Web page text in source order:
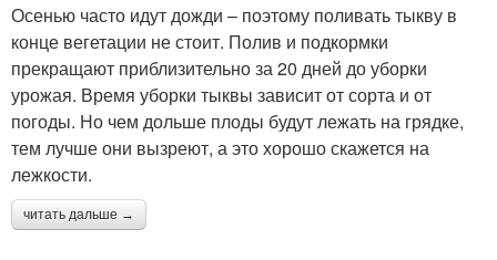
Осенью часто идут дожди – поэтому поливать тыкву в
конце вегетации не стоит. Полив и подкормки
прекращают приблизительно за 20 дней до уборки
урожая. Время уборки тыквы зависит от сорта и от
погоды. Но чем дольше плоды будут лежать на грядке,
тем лучше они вызреют, а это хорошо скажется на
лежкости.
читать дальше →